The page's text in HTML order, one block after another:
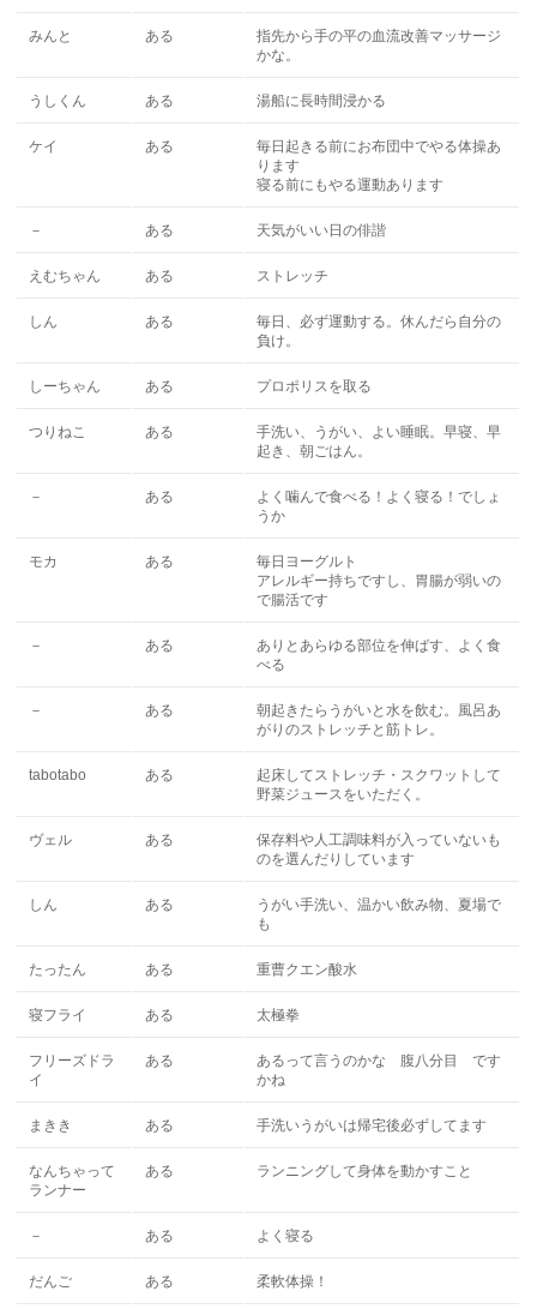
みんと ある
指先から手の平の血流改善マッサージ
かな。
うしくん ある 湯船に長時間浸かる
ケイ ある
毎日起きる前にお布団中でやる体操あ
ります
寝る前にもやる運動あります
－ ある 天気がいい日の俳諧
えむちゃん ある ストレッチ
しん ある
毎日、必ず運動する。休んだら自分の
負け。
しーちゃん ある プロポリスを取る
つりねこ ある
手洗い、うがい、よい睡眠。早寝、早
起き、朝ごはん。
－ ある
よく噛んで食べる！よく寝る！でしょ
うか
モカ ある
毎日ヨーグルト
アレルギー持ちですし、胃腸が弱いの
で腸活です
－ ある
ありとあらゆる部位を伸ばす、よく食
べる
－ ある
朝起きたらうがいと水を飲む。風呂あ
がりのストレッチと筋トレ。
tabotabo ある
起床してストレッチ・スクワットして
野菜ジュースをいただく。
ヴェル ある
保存料や人工調味料が入っていないも
のを選んだりしています
しん ある
うがい手洗い、温かい飲み物、夏場で
も
たったん ある 重曹クエン酸水
寝フライ ある 太極拳
フリーズドラ
イ
ある
あるって言うのかな 腹八分目 です
かね
まきき ある 手洗いうがいは帰宅後必ずしてます
なんちゃって
ランナー
ある ランニングして身体を動かすこと
－ ある よく寝る
だんご ある 柔軟体操！